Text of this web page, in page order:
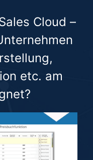
Cloud –
etc. am